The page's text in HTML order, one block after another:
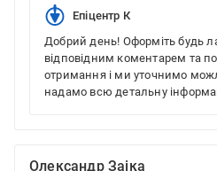
Епіцентр К
Добрий день! Оформіть будь
відповідним коментарем та
отримання і ми уточнимо
надамо всю детальну
Олександр Заіка